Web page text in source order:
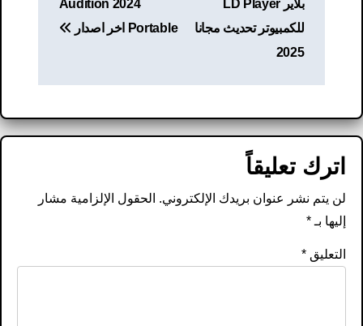
بلاير LD Player
للكمبيوتر تحديث مجانا
2025
Audition 2024
Portable اخر اصدار
اترك تعليقاً
لن يتم نشر عنوان بريدك الإلكتروني. الحقول الإلزامية مشار
إليها بـ*
التعليق*